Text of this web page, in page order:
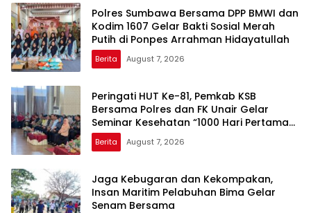
Polres Sumbawa Bersama DPP BMWI dan
Kodim 1607 Gelar Bakti Sosial Merah
Putih di Ponpes Arrahman Hidayatullah
Berita August 7, 2026
Peringati HUT Ke-81, Pemkab KSB
Bersama Polres dan FK Unair Gelar
Seminar Kesehatan “1000 Hari Pertama
Kehidupan”
Berita August 7, 2026
Jaga Kebugaran dan Kekompakan,
Insan Maritim Pelabuhan Bima Gelar
Senam Bersama